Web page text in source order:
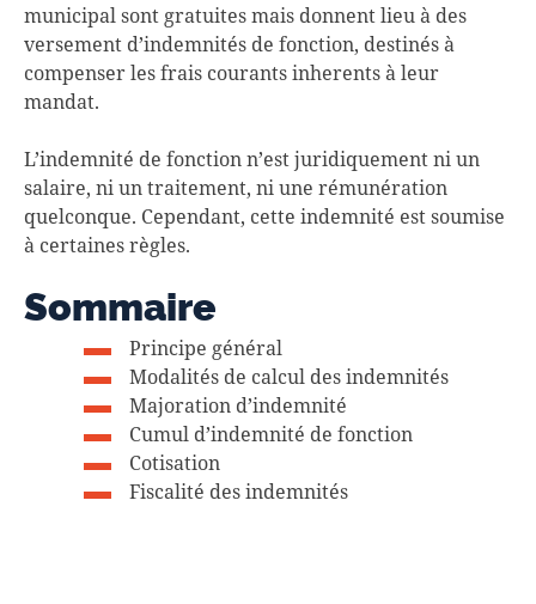
municipal sont gratuites mais donnent lieu à des
versement d’indemnités de fonction, destinés à
compenser les frais courants inherents à leur
mandat.
L’indemnité de fonction n’est juridiquement ni un
salaire, ni un traitement, ni une rémunération
quelconque. Cependant, cette indemnité est soumise
à certaines règles.
Sommaire
Principe général
Modalités de calcul des indemnités
Majoration d’indemnité
Cumul d’indemnité de fonction
Cotisation
Fiscalité des indemnités